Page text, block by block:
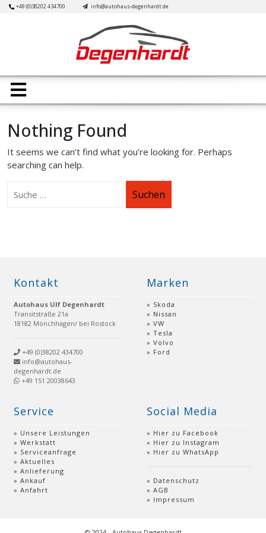
Skip+49 (0)38202 434700 info@autohaus-degenhardt.de
Open
Nothing Found
It seems we can’t find what you’re looking for. Perhaps
searching can help.
Suchen
Kontakt
Autohaus Ulf Degenhardt
Transitstraße 21a
18182 Mönchhagen/ bei Rostock
+49 (0)38202 434700
info@autohaus-
degenhardt.de
+49 151 20038643
Marken
Skoda
Nissan
VW
Tesla
Volvo
Ford
Service
Unsere Leistungen
Werkstatt
Serviceanfrage
Aktuelles
Anlieferung
Ankauf
Anfahrt
Social Media
Hier zu Facebook
Hier zu Instagram
Hier zu WhatsApp
Datenschutz
AGB
Impressum